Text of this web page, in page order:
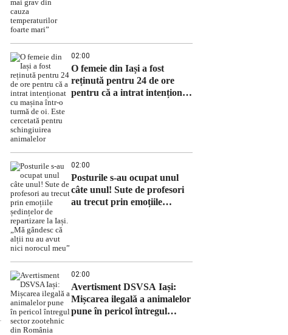
02:00
O femeie din Iași a fost
reținută pentru 24 de ore
pentru că a intrat intenționat
02:00
Posturile s-au ocupat unul
câte unul! Sute de profesori
au trecut prin emoțiile
02:00
Avertisment DSVSA Iași:
Mișcarea ilegală a animalelor
pune în pericol întregul